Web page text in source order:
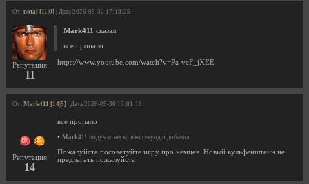
От: notai [11|0] | Дата 2026-05-30 17:19:25
Репутация
11
Mark411 сказал:
все пропало
https://www.youtube.com/watch?v=Pa-veF_jXEE
От: Mark411 [14|5] | Дата 2026-05-30 17:01:16
Репутация
14
все пропало
• Mark411 подумал несколько секунд и добавил:
Пожалуйста посоветуйте игру про немцев. Новый вульфенштейн не
предлагать пожалуйста